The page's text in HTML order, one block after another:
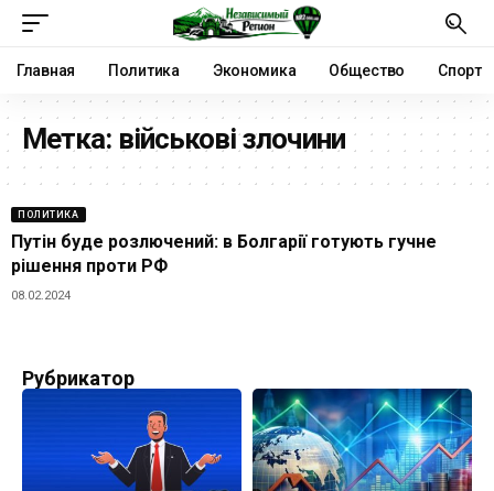
Главная Политика Экономика Общество Спорт
Метка: військові злочини
ПОЛИТИКА
Путін буде розлючений: в Болгарії готують гучне
рішення проти РФ
08.02.2024
Рубрикатор